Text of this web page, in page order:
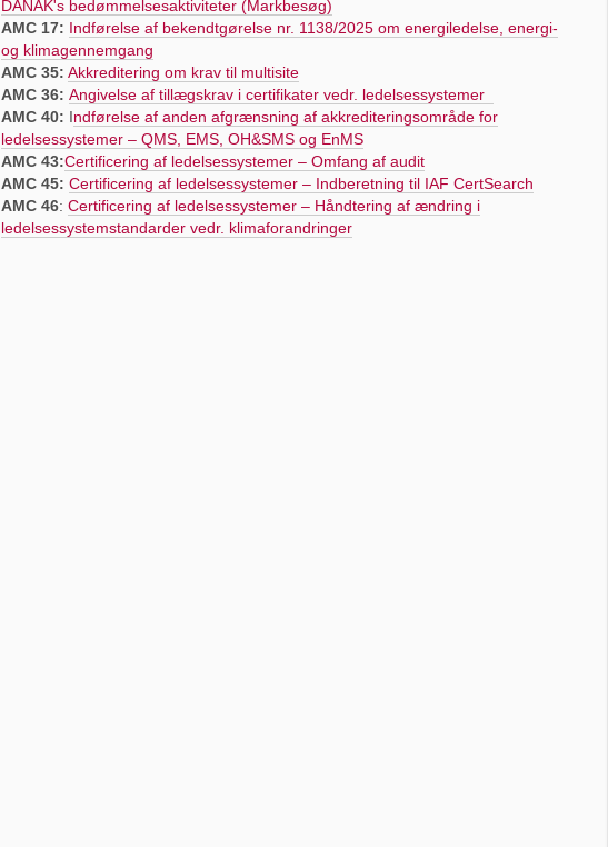
DANAK's bedømmelsesaktiviteter (Markbesøg)
AMC 17: Indførelse af bekendtgørelse nr. 1138/2025 om energiledelse, energi-
og klimagennemgang
AMC 35: Akkreditering om krav til multisite
AMC 36: Angivelse af tillægskrav i certifikater vedr. ledelsessystemer
AMC 40: Indførelse af anden afgrænsning af akkrediteringsområde for
ledelsessystemer – QMS, EMS, OH&SMS og EnMS
AMC 43:Certificering af ledelsessystemer – Omfang af audit
AMC 45: Certificering afledelsessystemer – Indberetning til IAF CertSearch
AMC 46: Certificering af ledelsessystemer – Håndtering af ændring i
ledelsessystemstandarder vedr. klimaforandringer